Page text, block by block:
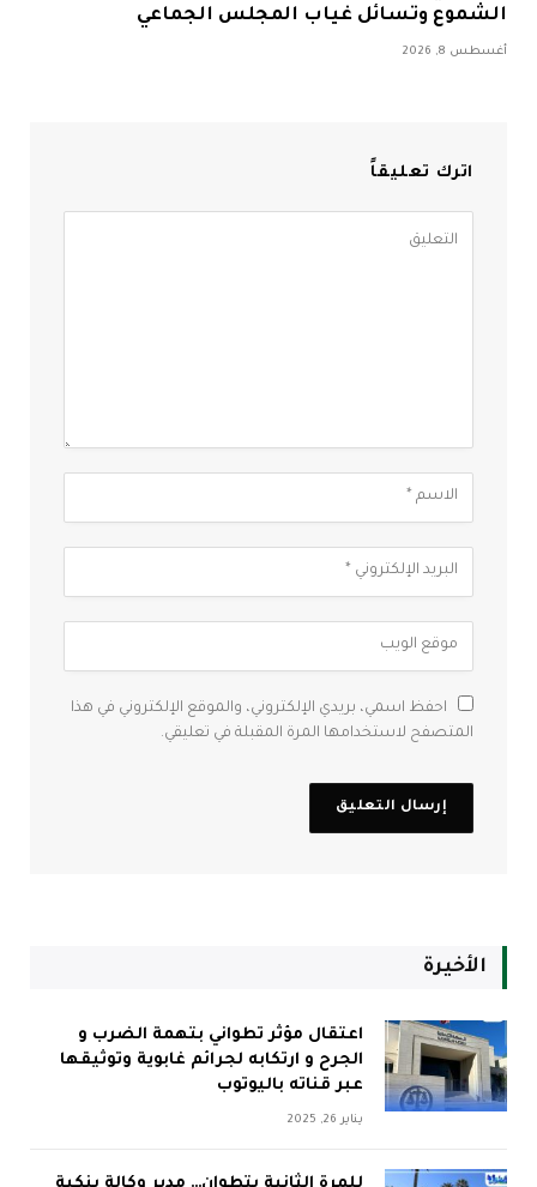
الشموع وتسائل غياب المجلس الجماعي
أغسطس 8, 2026
اترك تعليقاً
احفظ اسمي، بريدي الإلكتروني، والموقع الإلكتروني في هذا
المتصفح لاستخدامها المرة المقبلة في تعليقي.
الأخيرة
اعتقال مؤثر تطواني بتهمة الضرب و
الجرح و ارتكابه لجرائم غابوية وتوثيقها
عبر قناته باليوتوب
يناير 26, 2025